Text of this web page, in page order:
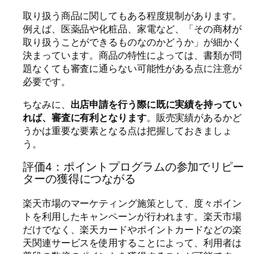
取り扱う商品に関してもある程度規制があります。
例えば、医薬品や化粧品、家電など、「その商材が
取り扱うことができるものなのかどうか」が細かく
決まっています。商品の特性によっては、書類が問
題なくても審査に通らない可能性がある点に注意が
必要です。
ちなみに、 出店申請を行う際に既に実績を持ってい
れば、審査に有利となります。 販売実績があるかど
うかは重要な要素となる点は把握しておきましょ
う。
評価4：ポイントプログラムの参加でリピー
ターの獲得につながる
楽天市場のマーケティング施策として、度々ポイン
トを利用したキャンペーンが行われます。楽天市場
だけでなく、楽天カードやポイントカードなどの楽
天関連サービスを使用することによって、利用者は